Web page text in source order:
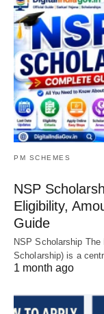
PM SCHEMES
NSP
Eligibility,
Guide
NSP Scholarship
Scholarship) is a
1 month ago